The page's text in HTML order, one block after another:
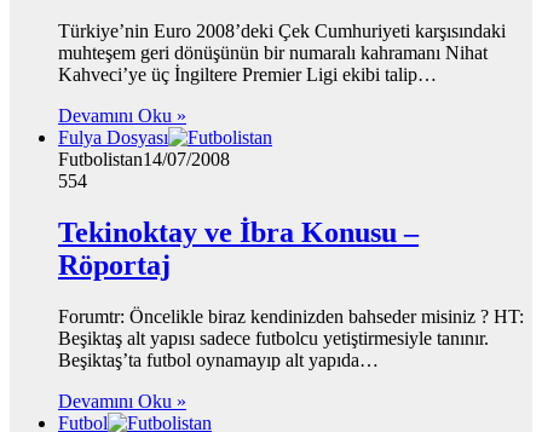
Türkiye’nin Euro 2008’deki Çek Cumhuriyeti karşısındaki
muhteşem geri dönüşünün bir numaralı kahramanı Nihat
Kahveci’ye üç İngiltere Premier Ligi ekibi talip…
Devamını Oku »
Fulya Dosyası
Futbolistan14/07/2008
554
Tekinoktay ve İbra Konusu –
Röportaj
Forumtr: Öncelikle biraz kendinizden bahseder misiniz ? HT:
Beşiktaş alt yapısı sadece futbolcu yetiştirmesiyle tanınır.
Beşiktaş’ta futbol oynamayıp alt yapıda…
Devamını Oku »
Futbol